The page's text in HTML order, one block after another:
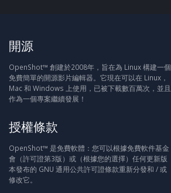
開源
OpenShot™ 創建於2008年，旨在為 Linux 構建一個
免費簡單的開源影片編輯器。它現在可以在 Linux，
Mac 和 Windows 上使用，已被下載數百萬次，並且
作為一個專案繼續發展！
授權條款
OpenShot™ 是免費軟體：您可以根據免費軟件基金
會（許可證第3版）或（根據您的選擇）任何更新版
本發布的 GNU 通用公共許可證條款重新分發和 / 或
修改它。